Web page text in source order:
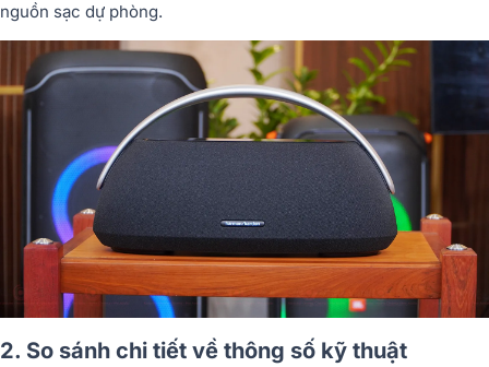
nguồn sạc dự phòng.
2. So sánh chi tiết về thông số kỹ thuật